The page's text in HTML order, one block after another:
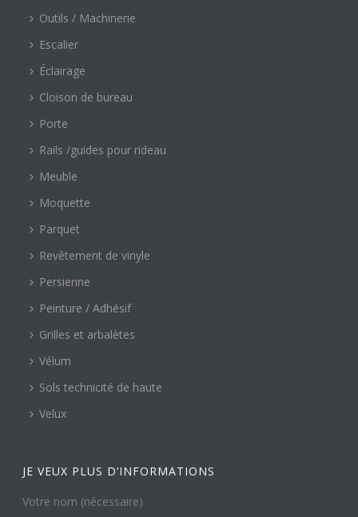
Outils / Machinerie
Escalier
Éclairage
Cloison de bureau
Porte
Rails /guides pour rideau
Meuble
Moquette
Parquet
Revêtement de vinyle
Persienne
Peinture / Adhésif
Grilles et arbalètes
Vélum
Sols technicité de haute
Velux
JE VEUX PLUS D’INFORMATIONS
Votre nom (nécessaire)